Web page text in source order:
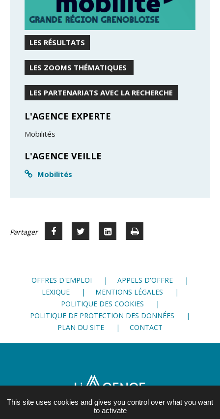
LES RÉSULTATS
LES ZOOMS THÉMATIQUES
LES PARTENARIATS AVEC LA RECHERCHE
L'AGENCE EXPERTE
Mobilités
L'AGENCE VEILLE
Mobilités
Partager Partager
Partager
Voir
Imprimer
OFFRES D'EMPLOI
APPELS D'OFFRE
LEXIQUE
MENTIONS LÉGALES
POLITIQUE DES COOKIES
POLITIQUE DE PROTECTION DES DONNÉES
PLAN DU SITE
CONTACT
This site uses cookies and gives you control over what you want
to activate